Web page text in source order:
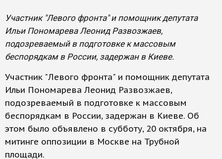
Участник "Левого фронта" и помощник депутата
Ильи Пономарева Леонид Развозжаев,
подозреваемый в подготовке к массовым
беспорядкам в России, задержан в Киеве.
Участник "Левого фронта" и помощник депутата
Ильи Пономарева Леонид Развозжаев,
подозреваемый в подготовке к массовым
беспорядкам в России, задержан в Киеве. Об
этом было объявлено в субботу, 20 октября, на
митинге оппозиции в Москве на Трубной
площади.